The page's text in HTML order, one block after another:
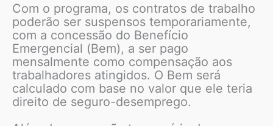
Com o programa, os contratos de trabalho
poderão ser suspensos temporariamente,
com a concessão do Benefício
Emergencial (Bem), a ser pago
mensalmente como compensação aos
trabalhadores atingidos. O Bem será
calculado com base no valor que ele teria
direito de seguro-desemprego.